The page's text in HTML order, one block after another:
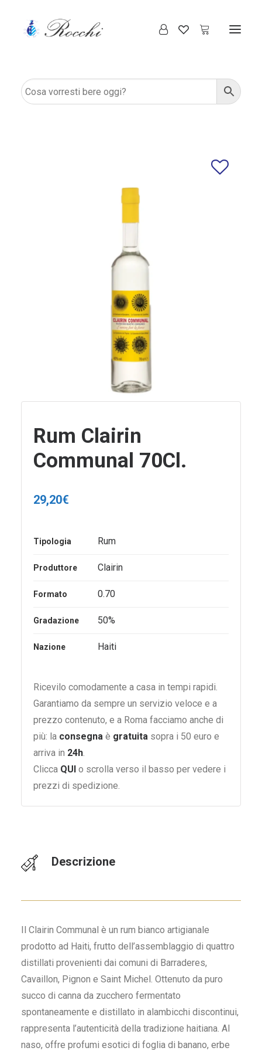
Rum Clairin
Communal 70Cl.
29,20€
Tipologia Rum
Produttore Clairin
Formato 0.70
Gradazione 50%
Nazione Haiti
Ricevilo comodamente a casa in tempi rapidi.
Garantiamo da sempre un servizio veloce e a
prezzo contenuto, e a Roma facciamo anche di
più: la consegna è gratuita sopra i 50 euro e
arriva in 24h.
Clicca QUI o scrolla verso il basso per vedere i
prezzi di spedizione.
Descrizione
Il Clairin Communal è un rum bianco artigianale
prodotto ad Haiti, frutto dell’assemblaggio di quattro
distillati provenienti dai comuni di Barraderes,
Cavaillon, Pignon e Saint Michel. Ottenuto da puro
succo di canna da zucchero fermentato
spontaneamente e distillato in alambicchi discontinui,
rappresenta l’autenticità della tradizione haitiana. Al
naso, offre profumi esotici di foglia di banano, erbe